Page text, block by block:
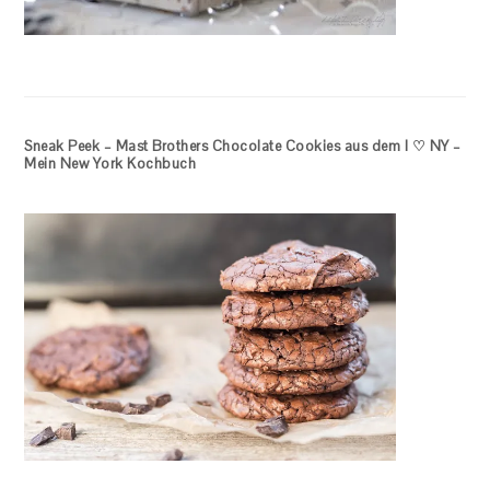
Sneak Peek – Mast Brothers Chocolate Cookies aus dem I ♡ NY –
Mein New York Kochbuch